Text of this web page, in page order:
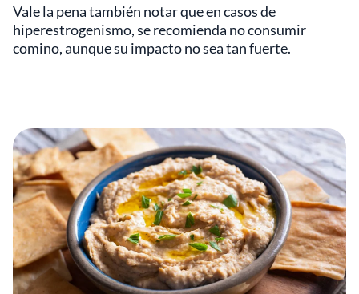
Vale la pena también notar que en casos de
hiperestrogenismo, se recomienda no consumir
comino, aunque su impacto no sea tan fuerte.